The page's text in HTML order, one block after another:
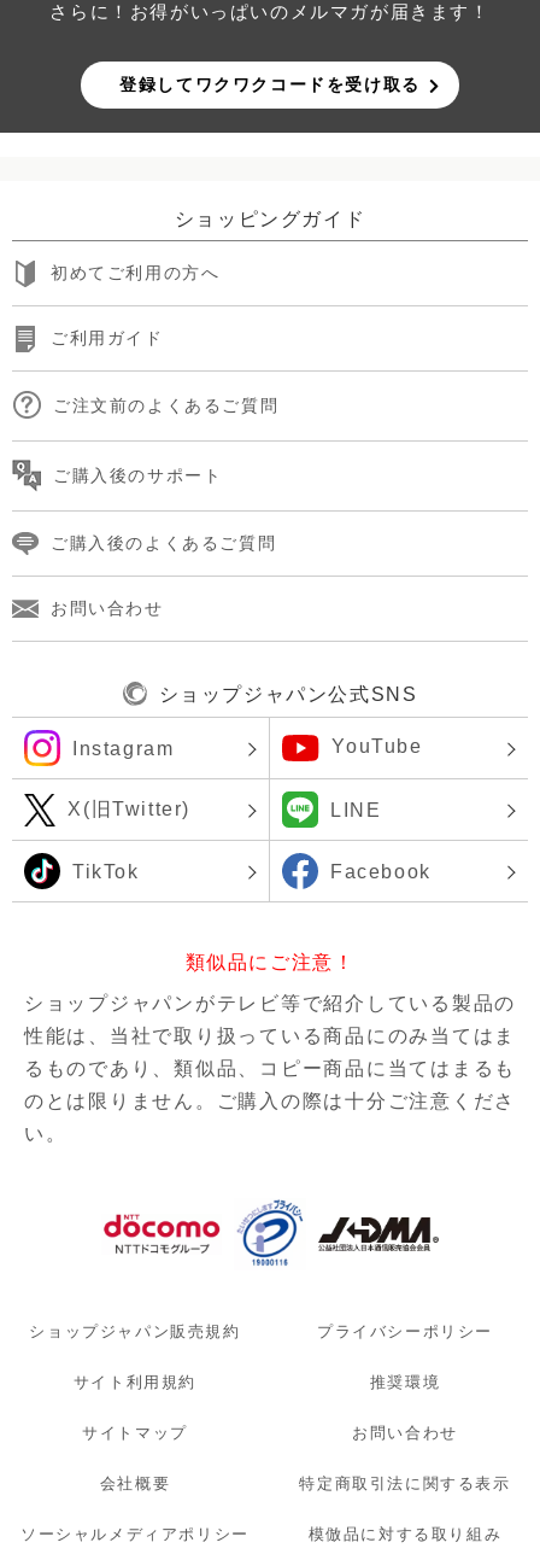
さらに！お得がいっぱいのメルマガが届きます！
登録してワクワクコードを受け取る
ショッピングガイド
初めてご利用の方へ
ご利用ガイド
ご注文前のよくあるご質問
ご購入後のサポート
ご購入後のよくあるご質問
お問い合わせ
ショップジャパン公式SNS
Instagram YouTube
X(旧Twitter) LINE
TikTok Facebook
類似品にご注意！
ショップジャパンがテレビ等で紹介している製品の
性能は、当社で取り扱っている商品にのみ当てはま
るものであり、類似品、コピー商品に当てはまるも
のとは限りません。ご購入の際は十分ご注意くださ
い。
ショップジャパン販売規約 プライバシーポリシー
サイト利用規約 推奨環境
サイトマップ お問い合わせ
会社概要 特定商取引法に関する表示
ソーシャルメディアポリシー 模倣品に対する取り組み